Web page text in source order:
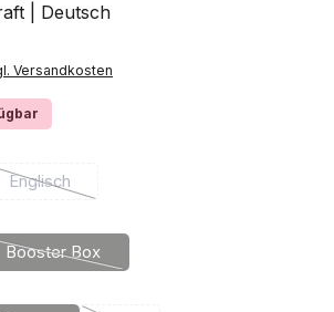
| Deutsch
Versandkosten
ist zurzeit nicht verfügbar.)
Englisch
(Diese Option ist zurzeit nicht verfügbar.)
ist zurzeit nicht verfügbar.)
Booster Box
(Diese Option ist zurzeit nicht verfügbar.)